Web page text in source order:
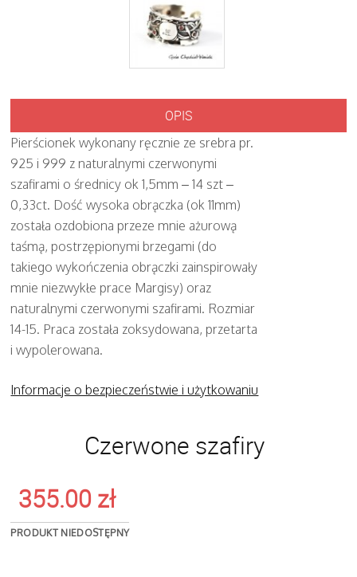
OPIS
Pierścionek wykonany ręcznie ze srebra pr.
925 i 999 z naturalnymi czerwonymi
szafirami o średnicy ok 1,5mm – 14 szt –
0,33ct. Dość wysoka obrączka (ok 11mm)
została ozdobiona przeze mnie ażurową
taśmą, postrzępionymi brzegami (do
takiego wykończenia obrączki zainspirowały
mnie niezwykłe prace Margisy) oraz
naturalnymi czerwonymi szafirami. Rozmiar
14-15. Praca została zoksydowana, przetarta
i wypolerowana.
Informacje o bezpieczeństwie i użytkowaniu
Czerwone szafiry
355.00 zł
PRODUKT NIEDOSTĘPNY